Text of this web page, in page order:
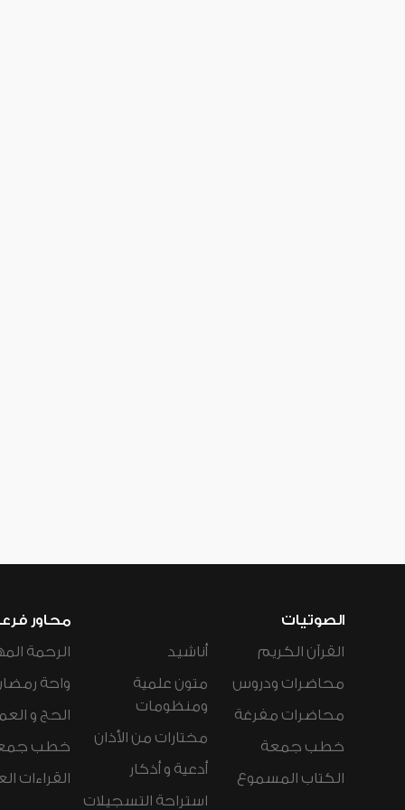
الصوتيات
القرآن الكريم
محاضرات ودروس
محاضرات مفرغة
خطب جمعة
الكتاب المسموع
أناشيد
متون علمية
ومنظومات
مختارات من الأذان
أدعية و أذكار
استراحة التسجيلات
محاور
الرحمة
واحة
الحج و
خطب
القراءات